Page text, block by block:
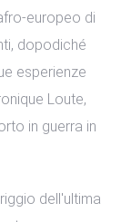
europeo di
dopodiché
esperienze
Loute,
in guerra in
dell'ultima